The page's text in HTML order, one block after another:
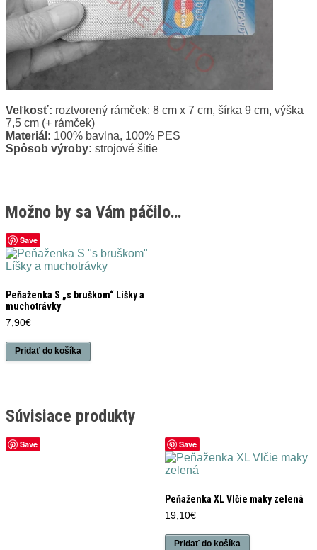
Veľkosť: roztvorený rámček: 8 cm x 7 cm, šírka 9 cm, výška
7,5 cm (+ rámček)
Materiál: 100% bavlna, 100% PES
Spôsob výroby: strojové šitie
Možno by sa Vám páčilo…
Save
Peňaženka S „s bruškom“ Líšky a
muchotrávky
7,90€
Pridať do košíka
Súvisiace produkty
Save Save
Peňaženka XL Vlčie maky zelená
19,10€
Pridať do košíka